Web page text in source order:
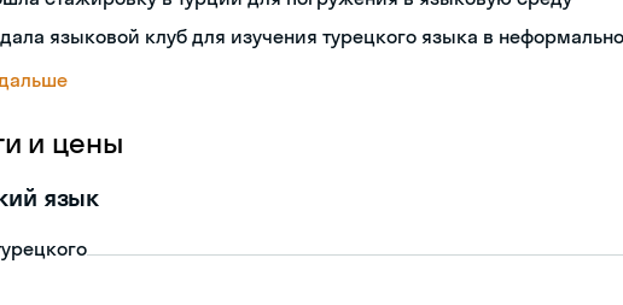
языковой клуб для изучения турецкого языка в
и цены
язык